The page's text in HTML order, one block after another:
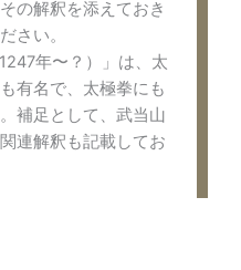
の解釈を添えておき
さい。
年〜？）」は、太
有名で、太極拳にも
補足として、武当山
連解釈も記載してお